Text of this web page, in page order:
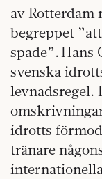
av Rotterdam
begreppet
spade”.
svenska
levnadsregel.
idrotts
tränare